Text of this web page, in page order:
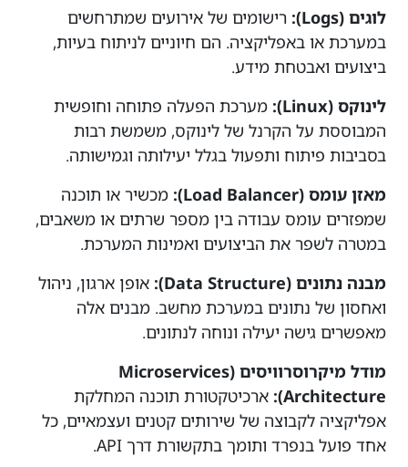
לוגים (Logs):
רישומים של אירועים שמתרחשים
במערכת או באפליקציה. הם חיוניים לניתוח בעיות,
ביצועים ואבטחת מידע.
לינוקס (Linux):
מערכת הפעלה פתוחה וחופשית
המבוססת על הקרנל של לינוקס, משמשת רבות
בסביבות פיתוח ותפעול בגלל יעילותה וגמישותה.
מאזן עומס (Load Balancer):
מכשיר או תוכנה
שמפזרים עומס עבודה בין מספר שרתים או משאבים,
במטרה לשפר את הביצועים ואמינות המערכת.
מבנה נתונים (Data Structure):
אופן ארגון, ניהול
ואחסון של נתונים במערכת מחשב. מבנים אלה
מאפשרים גישה יעילה ונוחה לנתונים.
מודל מיקרוסרוויסים (Microservices
Architecture):
ארכיטקטורת תוכנה המחלקת
אפליקציה לקבוצה של שירותים קטנים ועצמאיים, כל
אחד פועל בנפרד ותומך בתקשורת דרך API.